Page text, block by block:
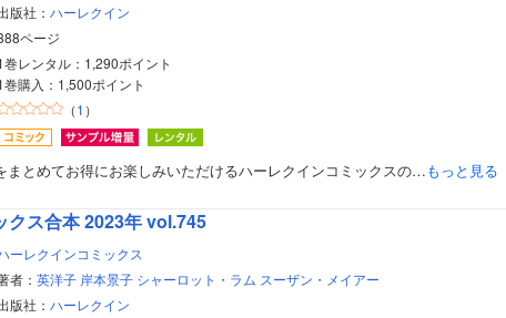
ブ
ラブ
女
版社： ハーレクイン
ページ
巻レンタル：1,290ポイント
巻購入：1,500ポイント
（1 ）
まとめてお得にお楽しみいただけるハーレクインコミックスの…もっと見る
クス合本 2023年 vol.745
ーレクインコミックス
者： 英洋子 岸本景子 シャーロット・ラム スーザン・メイアー
版社： ハーレクイン